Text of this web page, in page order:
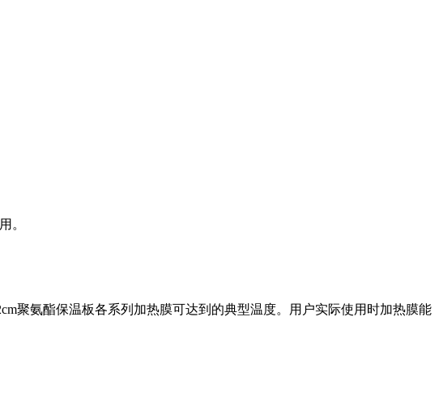
。
聚氨酯保温板各系列加热膜可达到的典型温度。用户实际使用时加热膜能